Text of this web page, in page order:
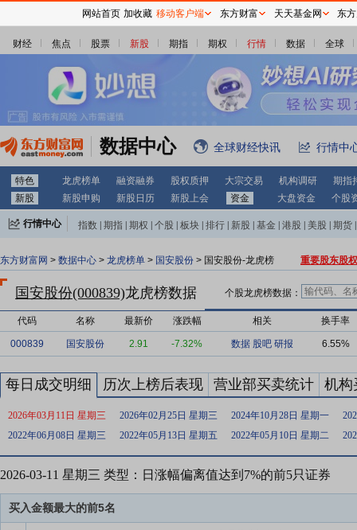
财经 焦点 股票 新股 期指 期权 行情 数据 全球
数据中心 全球财经快讯 行情中
特色 龙虎榜单 融资融券 股权质押 大宗交易 机构调研
期指
新股
新股申购 新股日历 新股上会 资金 大盘资金 个股
行情中心 指数 期指 期权 个股 板块 排行 新股 基金 港股 美股 期货
东方财富网 > 数据中心 > 龙虎榜单 > 国安股份 > 国安股份-龙虎榜 重要股东股
国安股份(000839)龙虎榜数据 个股龙虎榜数据：
代码 名称 最新价 涨跌幅 相关 换手率
000839 国安股份 2.91 -7.32% 数据 股吧 研报 6.55%
每日成交明细 历次上榜后表现 营业部买卖统计 机构
2026年03月11日 星期三 2026年02月25日 星期三 2024年10月28日 星期一
2022年06月08日 星期三
2022年05月13日 星期五 2022年05月10日 星期二
2026-03-11 星期三 类型：日涨幅偏离值达到7%的前5只证券
买入金额最大的前5名
网站首页 加收藏 移动客户端 东方财富 天天基金网 东